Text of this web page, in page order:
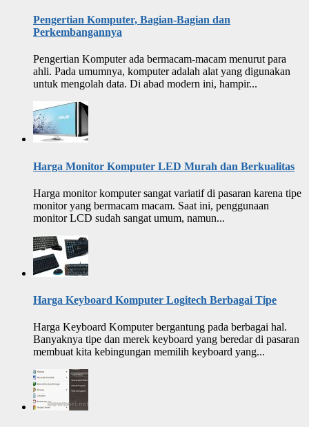
Pengertian Komputer, Bagian-Bagian dan
Perkembangannya
Pengertian Komputer ada bermacam-macam menurut para
ahli. Pada umumnya, komputer adalah alat yang digunakan
untuk mengolah data. Di abad modern ini, hampir...
Harga Monitor Komputer LED Murah dan Berkualitas
Harga monitor komputer sangat variatif di pasaran karena tipe
monitor yang bermacam macam. Saat ini, penggunaan
monitor LCD sudah sangat umum, namun...
Harga Keyboard Komputer Logitech Berbagai Tipe
Harga Keyboard Komputer bergantung pada berbagai hal.
Banyaknya tipe dan merek keyboard yang beredar di pasaran
membuat kita kebingungan memilih keyboard yang...